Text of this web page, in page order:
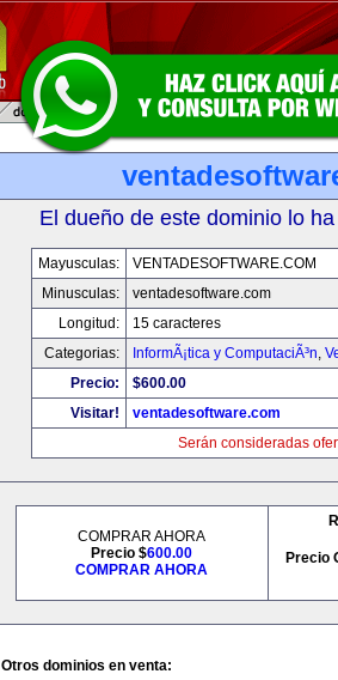
El dueño de este dominio lo
Mayusculas:
VENTADESOFTWARE.COM
Minusculas:
ventadesoftware.com
Longitud:
15 caracteres
Categorias:
InformÃ¡tica y ComputaciÃ³n,
Precio:
$600.00
Visitar!
ventadesoftware.com
Serán consideradas
COMPRAR AHORA
Precio $600.00
COMPRAR AHORA
Precio
Otros dominios en venta: